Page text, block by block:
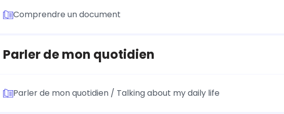
Comprendre un document
Parler de mon quotidien
Parler de mon quotidien / Talking about my daily life